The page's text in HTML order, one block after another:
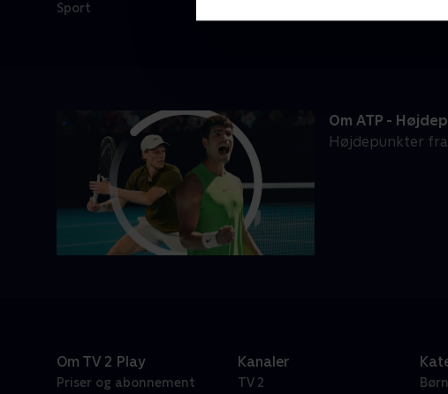
Sport
Om ATP -
Højdepunkter
Om TV 2 Play
Priser og abonnement
Kanaler
TV 2 Børn